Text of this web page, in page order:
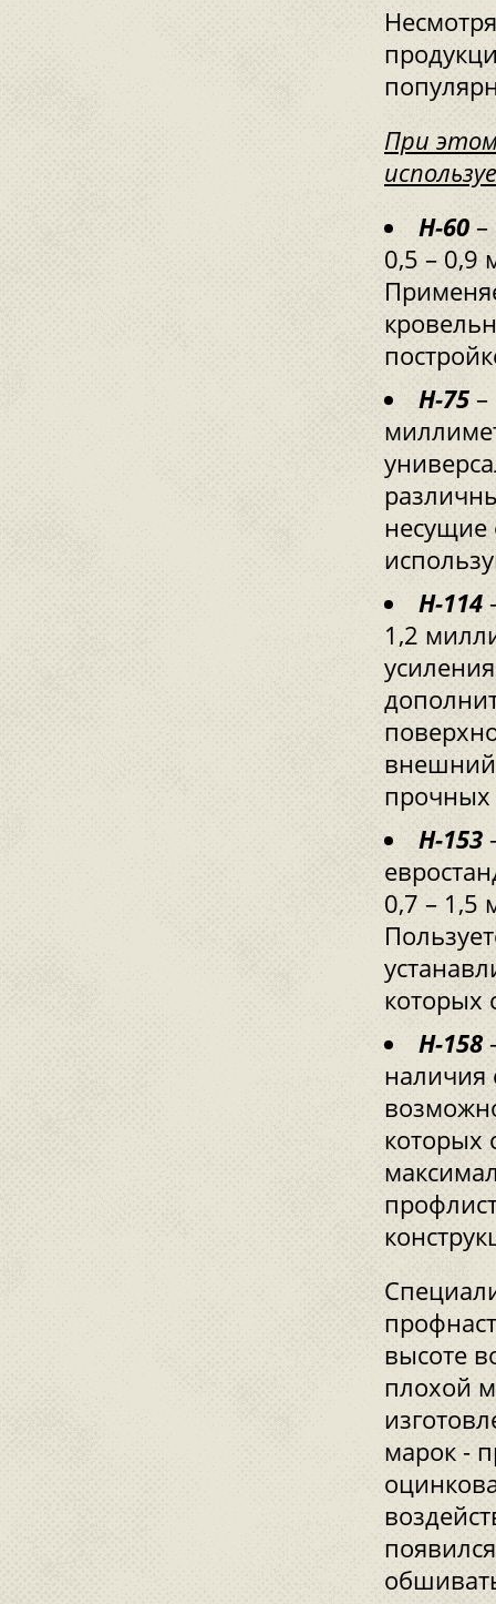
При
Н-60–
0,5 – 0,9
Н-75–
несущие
Н-114-
1,2
внешний
прочных
Н-153
0,7 – 1,5
которых
Н-158
наличия
которых
высоте
плохой
марок -